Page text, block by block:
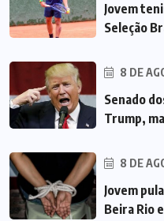
Jovem
Seleção
8 DE
Senado
Trump,
8 DE
Jovem
Beira Rio e